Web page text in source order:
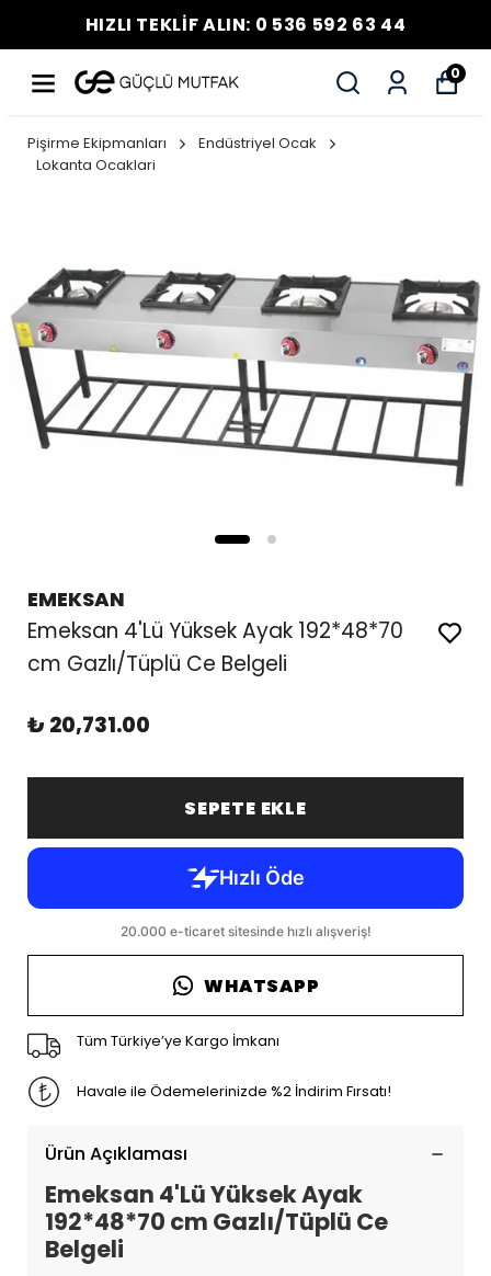
HIZLI TEKLİF ALIN: 0 536 592 63 44
0
Pişirme Ekipmanları
Endüstriyel Ocak
Lokanta Ocaklari
EMEKSAN
Emeksan 4'Lü Yüksek Ayak 192*48*70
cm Gazlı/Tüplü Ce Belgeli
₺ 20,731.00
SEPETE EKLE
WHATSAPP
Tüm Türkiye’ye Kargo İmkanı
Havale ile Ödemelerinizde %2 İndirim Fırsatı!
Ürün Açıklaması
Emeksan 4'Lü Yüksek Ayak
192*48*70 cm Gazlı/Tüplü Ce
Belgeli